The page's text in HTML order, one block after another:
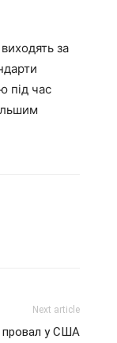
за
під час
Next article
провал у США